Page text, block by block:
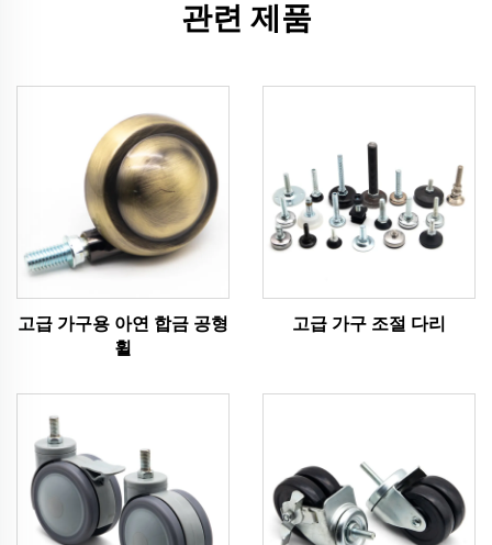
관련 제품
고급 가구용 아연 합금 공형
휠
고급 가구 조절 다리